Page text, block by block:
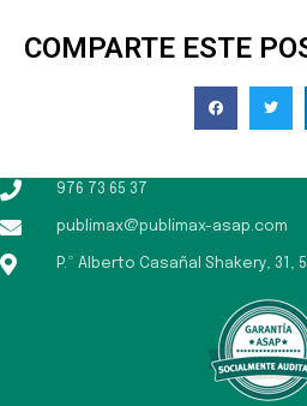
COMPARTE ESTE
976 73 65 37
publimax@publimax-asap.com
P.º Alberto Casañal Shakery, 31,